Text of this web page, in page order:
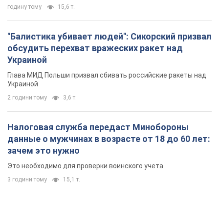
годину тому 15,6 т.
"Балистика убивает людей": Сикорский призвал
обсудить перехват вражеских ракет над
Украиной
Глава МИД Польши призвал сбивать российские ракеты над
Украиной
2 години тому 3,6 т.
Налоговая служба передаст Минобороны
данные о мужчинах в возрасте от 18 до 60 лет:
зачем это нужно
Это необходимо для проверки воинского учета
3 години тому 15,1 т.